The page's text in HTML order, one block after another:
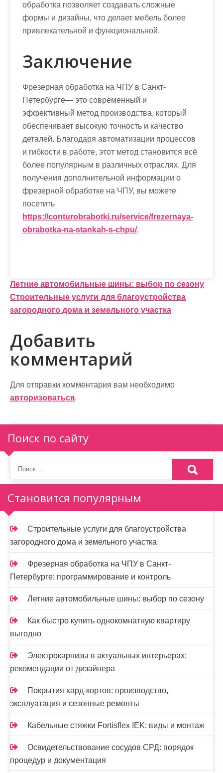
обработка позволяет создавать сложные
формы и дизайны, что делает мебель более
привлекательной и функциональной.
Заключение
Фрезерная обработка на ЧПУ в Санкт-
Петербурге— это современный и
эффективный метод производства, который
обеспечивает высокую точность и качество
деталей. Благодаря автоматизации процессов
и гибкости в работе, этот метод становится всё
более популярным в различных отраслях. Для
получения дополнительной информации о
фрезерной обработке на ЧПУ, вы можете
посетить
https://conturobrabotki.ru/service/frezernaya-
obrabotka-na-stankah-s-chpu/.
Н
а
и
г
а
ц
я
п
о
з
а
п
и
с
я
м
Летние автомобильные шины: выбор по сезону
Строительные услуги для благоустройства
загородного дома и земельного участка
Добавить
комментарий
Для отправки комментария вам необходимо
авторизоваться.
Поиск по сайту
Становится популярным
Строительные услуги для благоустройства
загородного дома и земельного участка
Фрезерная обработка на ЧПУ в Санкт-
Петербурге: программирование и контроль
Летние автомобильные шины: выбор по сезону
Как быстро купить однокомнатную квартиру
выгодно
Электрокарнизы в актуальных интерьерах:
рекомендации от дизайнера
Покрытия хард-кортов: производство,
эксплуатация и сезонные ремонты
Кабельные стяжки Fortisflex IEK: виды и монтаж
Освидетельствование сосудов СРД: порядок
процедур и документация